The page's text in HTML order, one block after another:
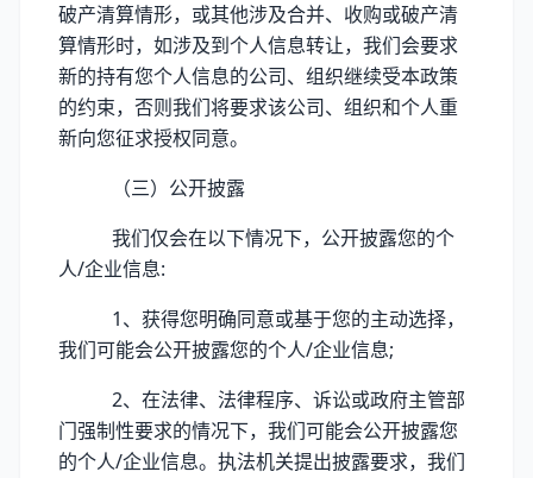
破产清算情形，或其他涉及合并、收购或破产清
算情形时，如涉及到个人信息转让，我们会要求
新的持有您个人信息的公司、组织继续受本政策
的约束，否则我们将要求该公司、组织和个人重
新向您征求授权同意。
（三）公开披露
我们仅会在以下情况下，公开披露您的个
人/企业信息:
1、获得您明确同意或基于您的主动选择，
我们可能会公开披露您的个人/企业信息;
2、在法律、法律程序、诉讼或政府主管部
门强制性要求的情况下，我们可能会公开披露您
的个人/企业信息。执法机关提出披露要求，我们